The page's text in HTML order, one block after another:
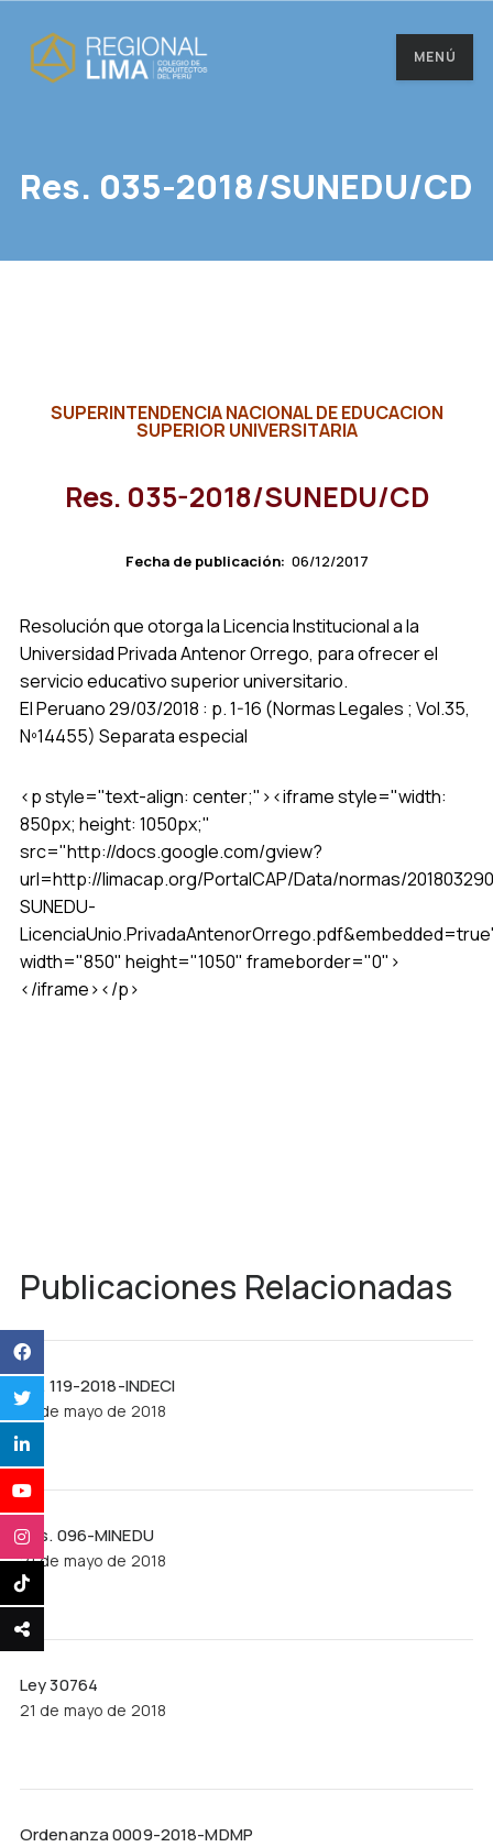
MENÚ
Res. 035-2018/SUNEDU/CD
SUPERINTENDENCIA NACIONAL DE EDUCACION
SUPERIOR UNIVERSITARIA
Res. 035-2018/SUNEDU/CD
Fecha de publicación: 06/12/2017
Resolución que otorga la Licencia Institucional a la
Universidad Privada Antenor Orrego, para ofrecer el
servicio educativo superior universitario.
El Peruano 29/03/2018 : p. 1-16 (Normas Legales ; Vol.35,
Nº14455) Separata especial
<p style="text-align: center;"><iframe style="width:
850px; height: 1050px;"
src="http://docs.google.com/gview?
url=http://limacap.org/PortalCAP/Data/normas/
SUNEDU-
width="850" height="1050" frameborder="0">
</iframe></p>
Publicaciones Relacionadas
R.J. 119-2018-INDECI
21 de mayo de 2018
Res. 096-MINEDU
21 de mayo de 2018
Ley 30764
21 de mayo de 2018
Ordenanza 0009-2018-MDMP